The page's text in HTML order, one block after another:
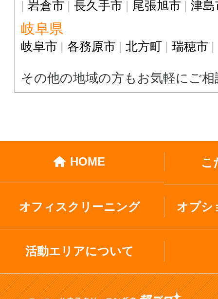
岩倉市
長久手市 尾張旭市 津島
岐阜県
岐阜市 各務原市 北方町 瑞穂市
その他の地域の方もお気軽にご
HOME こ
オフィスクリーニング オプシ
活動エリアについて